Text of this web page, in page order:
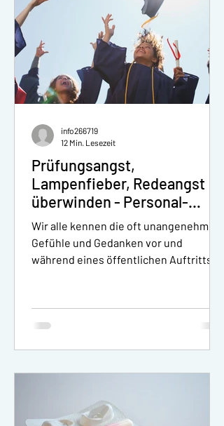
Prüfungsangst,
Lampenfieber, Redeangst
überwinden - Personal-
Coaching für Juristen und
Anwälte
Wir alle kennen die oft unangenehmen
Gefühle und Gedanken vor und
während eines öffentlichen Auftritts
info266719
12 Min. Lesezeit